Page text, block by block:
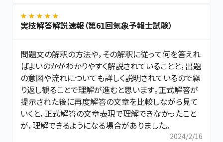
★ ★ ★ ★ ★
実技解答解説速報（第61回気象予報士試験）
問題文の解釈の方法や，その解釈に従って何を答えれ
ばよいのかがわかりやすく解説されていることと，出題
の意図や流れについても詳しく説明されているので繰
り返し観ることで理解が進むと思います。正式解答が
提示された後に再度解答の文章を比較しながら見て
いくと，正式解答の文章表現で理解できなかったこと
が，理解できるようになる場合がありました。
2024/2/16